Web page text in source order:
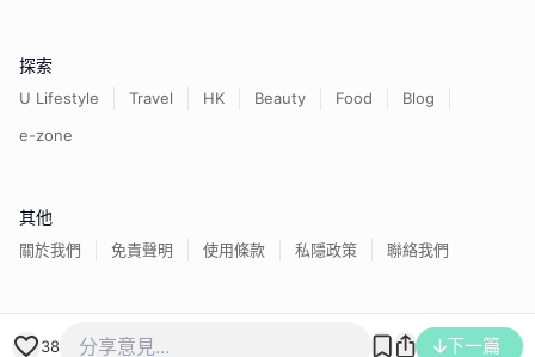
38 下一篇
探索
U Lifestyle Travel HK Beauty Food
Blog
e-zone
其他
關於我們 免責聲明 使用條款 私隱政策 聯絡我們
香港經濟日報版權所有©